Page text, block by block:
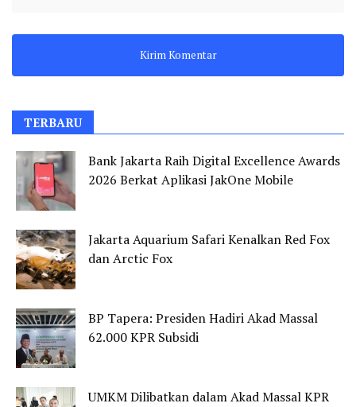
TERBARU
Bank Jakarta Raih Digital Excellence Awards
2026 Berkat Aplikasi JakOne Mobile
Jakarta Aquarium Safari Kenalkan Red Fox
dan Arctic Fox
BP Tapera: Presiden Hadiri Akad Massal
62.000 KPR Subsidi
UMKM Dilibatkan dalam Akad Massal KPR